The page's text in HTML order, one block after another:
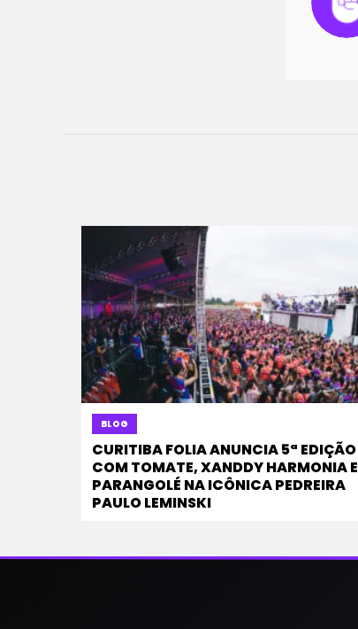
BLOG
CURITIBA FOLIA ANUNCIA 5ª EDIÇÃO
COM TOMATE, XANDDY HARMONIA E
PARANGOLÉ NA ICÔNICA PEDREIRA
PAULO LEMINSKI